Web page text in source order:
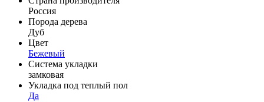
Россия
Порода дерева
Дуб
Цвет
Бежевый
Система укладки
замковая
Укладка под теплый пол
Да